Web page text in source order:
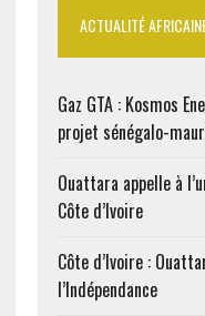
ACTUALITÉ
Gaz GTA : Kosmos
projet sénégalo-
Ouattara appelle à
Côte d’Ivoire
Côte d’Ivoire :
l’Indépendance